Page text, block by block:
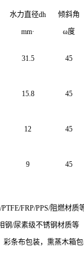
水力直径dh
mm·
倾斜角
ω度
31.5 45
15.8 45
12 45
9 45
FRP/PPS/阻燃材质
钢/尿素级不锈钢材质等
条布包装，熏蒸木箱